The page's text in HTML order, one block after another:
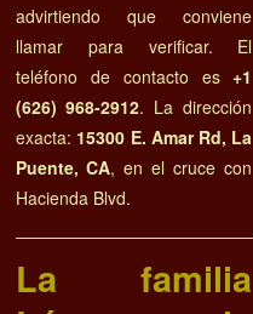
advirtiendo que conviene
llamar para verificar. El
teléfono de contacto es+1
(626) 968-2912. La dirección
exacta: 15300 E. Amar Rd, La
Puente, CA, en el cruce con
Hacienda Blvd.
La familia